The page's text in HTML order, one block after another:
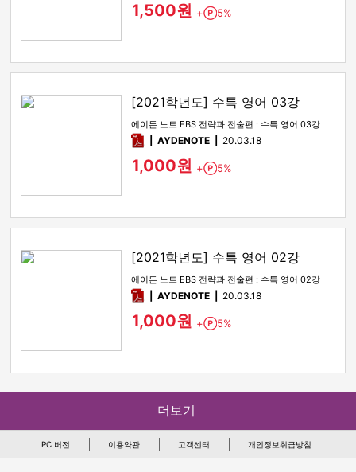
1,500원 + Point
5%
[2021학년도] 수특 영어 03강
에이든 노트 EBS 전략과 전술편 : 수특 영어 03강
pdfAYDENOTE 20.03.18
1,000원 + Point
5%
[2021학년도] 수특 영어 02강
에이든 노트 EBS 전략과 전술편 : 수특 영어 02강
pdfAYDENOTE 20.03.18
1,000원 + Point
5%
더보기
PC 버전 이용약관 고객센터 개인정보취급방침